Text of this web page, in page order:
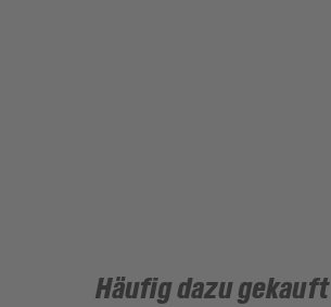
Häufig dazu gekauft